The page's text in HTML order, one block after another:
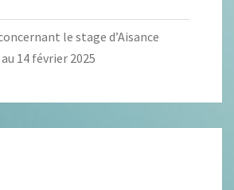
le stage d’Aisance
14 février 2025